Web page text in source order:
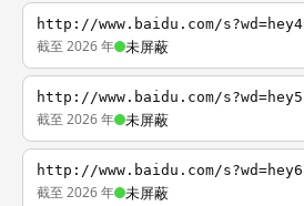
http://www.baidu.com/s?wd=hey4
截至 2026 年 未屏蔽
http://www.baidu.com/s?wd=hey5
截至 2026 年 未屏蔽
http://www.baidu.com/s?wd=hey6
截至 2026 年 未屏蔽